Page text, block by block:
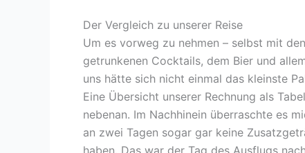
Der Vergleich zu unserer Reise
Um es vorweg zu nehmen – selbst mit den
getrunkenen Cocktails, dem Bier und
uns hätte sich nicht einmal das kleinste
Eine Übersicht unserer Rechnung als
nebenan. Im Nachhinein überraschte es
an zwei Tagen sogar gar keine
haben. Das war der Tag des Ausflugs